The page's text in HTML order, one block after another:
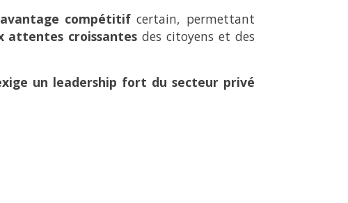
avantage compétitif certain, permettant
attentes croissantes des citoyens et des
un leadership fort du secteur privé